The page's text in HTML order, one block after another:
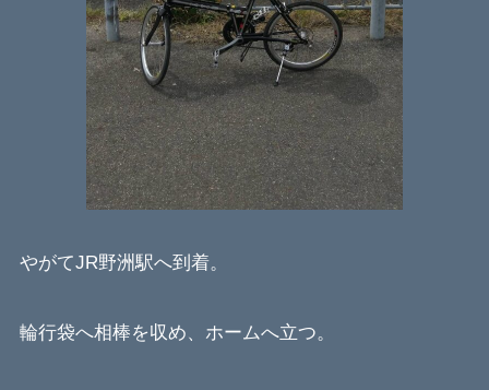
やがてJR野洲駅へ到着。
輪行袋へ相棒を収め、ホームへ立つ。